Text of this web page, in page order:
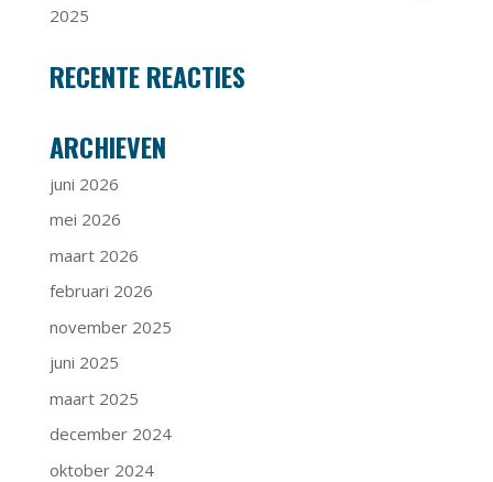
2025
RECENTE REACTIES
ARCHIEVEN
juni 2026
mei 2026
maart 2026
februari 2026
november 2025
juni 2025
maart 2025
december 2024
oktober 2024